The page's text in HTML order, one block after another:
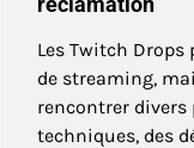
Les Twitch
de streaming,
rencontrer divers
techniques, des